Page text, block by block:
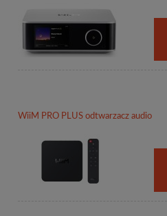
WiiM PRO PLUS odtwarzacz audio